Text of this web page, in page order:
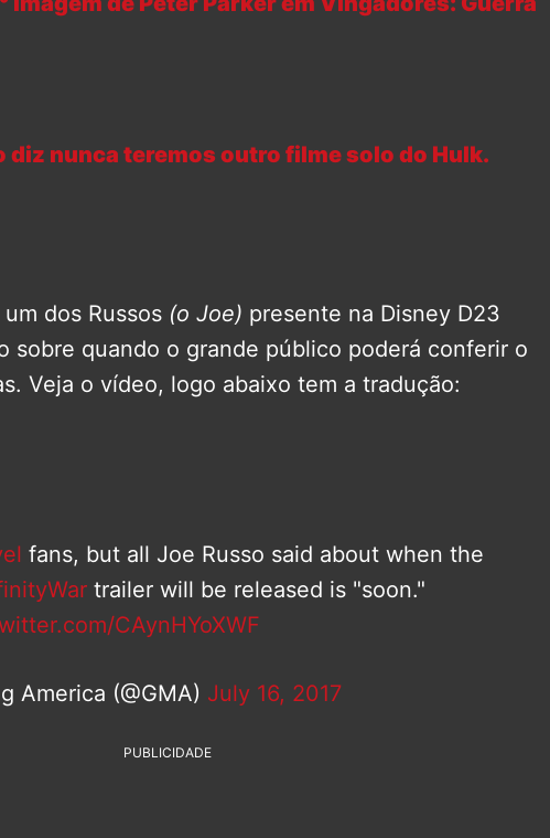
diz nunca teremos outro filme solo do Hulk.
dos Russos (o Joe) presente na Disney D23
sobre quando o grande público poderá conferir o
Veja o vídeo, logo abaixo tem a tradução:
fans, but all Joe Russo said about when the
trailer will be released is "soon."
CAynHYoXWF
America (@GMA) July 16, 2017
PUBLICIDADE